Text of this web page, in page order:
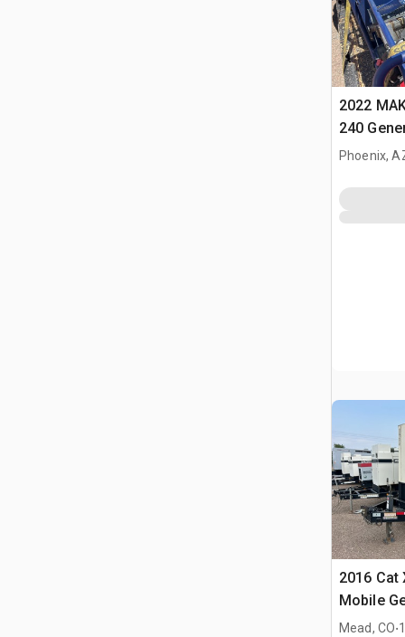
2022
240
Phoenix,
2016 Cat
Mobile
Mead, CO.